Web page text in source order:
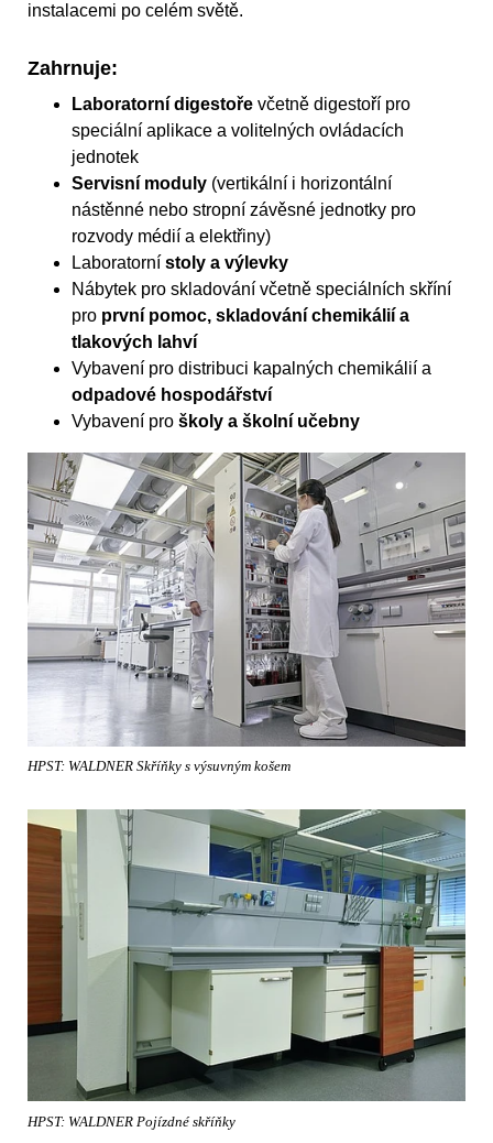
instalacemi po celém světě.
Zahrnuje:
Laboratorní digestoře včetně digestoří pro
speciální aplikace a volitelných ovládacích
jednotek
Servisní moduly (vertikální i horizontální
nástěnné nebo stropní závěsné jednotky pro
rozvody médií a elektřiny)
Laboratorní stoly a výlevky
Nábytek pro skladování včetně speciálních skříní
pro první pomoc, skladování chemikálií a
tlakových lahví
Vybavení pro distribuci kapalných chemikálií a
odpadové hospodářství
Vybavení pro školy a školní učebny
HPST: WALDNER Skříňky s výsuvným košem
HPST: WALDNER Pojízdné skříňky